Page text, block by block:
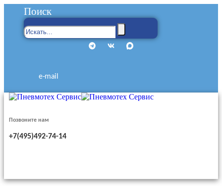
Поиск
e-mail
Позвоните нам
+7(495)492-74-14